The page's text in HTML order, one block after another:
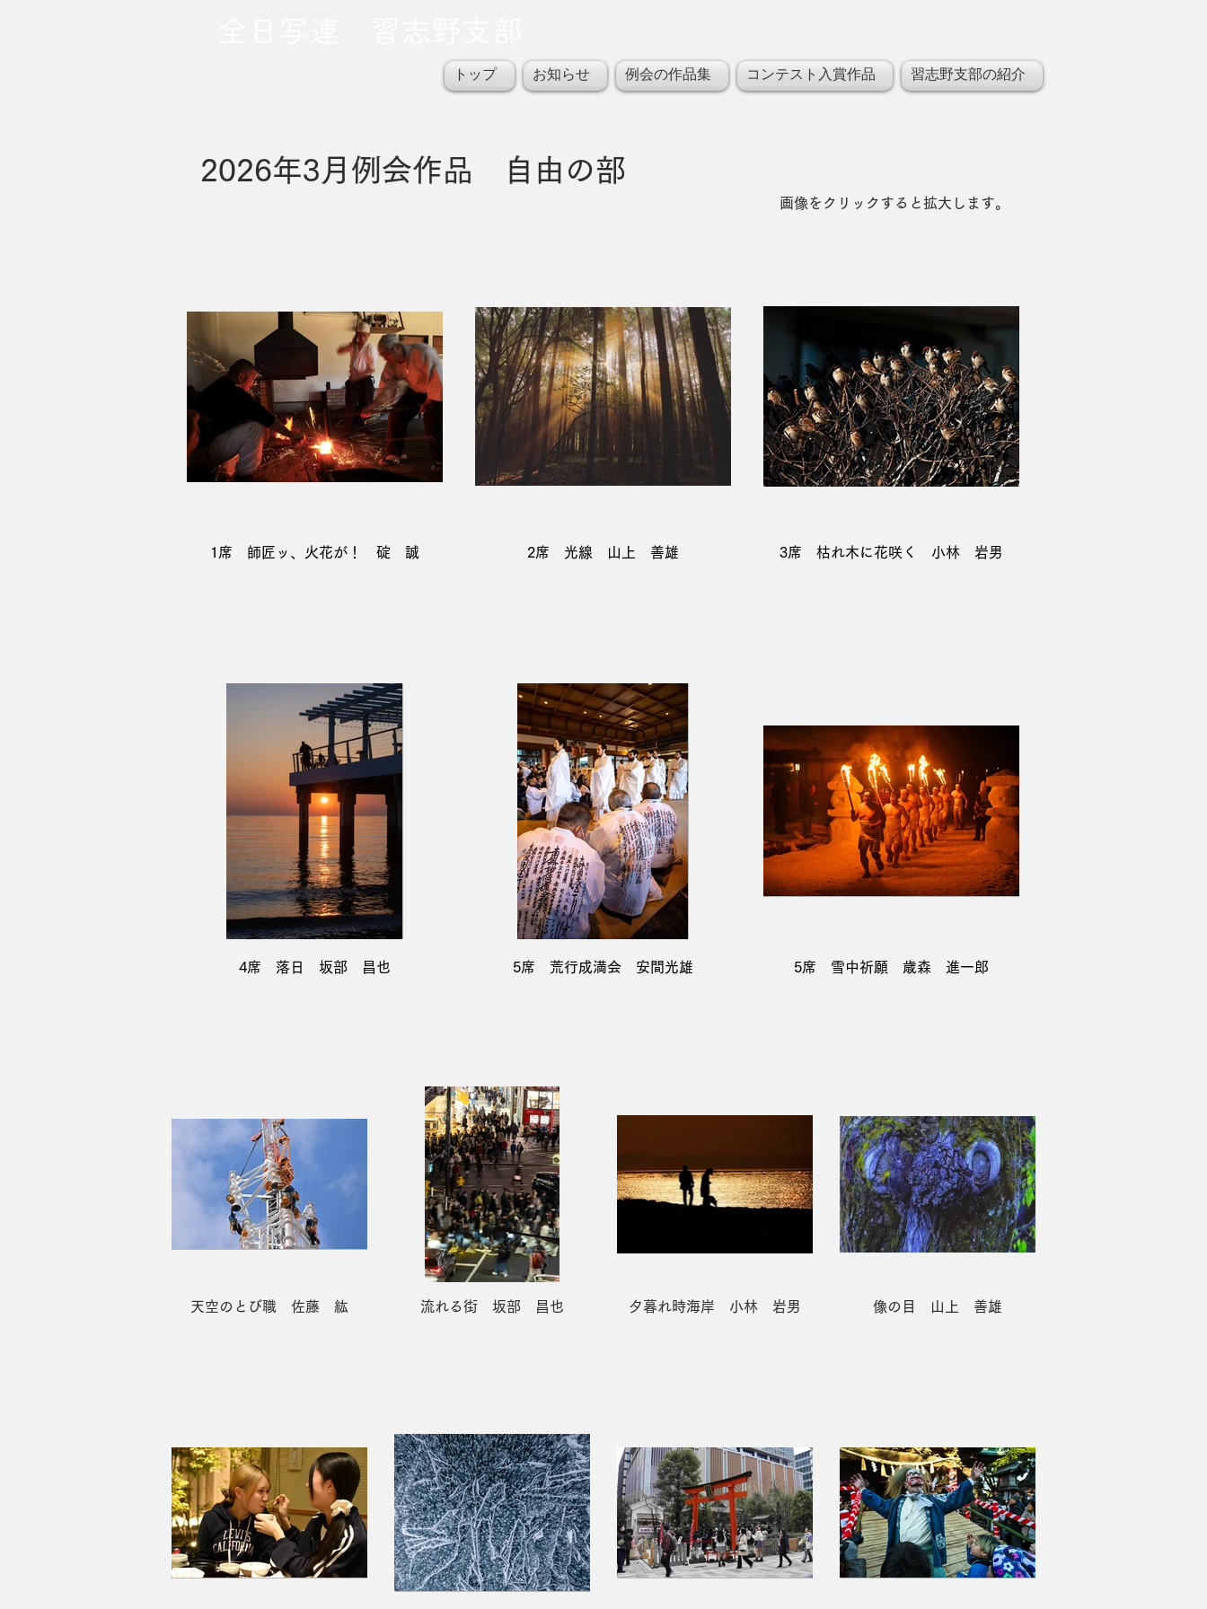
トップ お知らせ 例会の作品集 コンテスト入賞作品 習志野支部の紹介
2026年3月例会作品 自由の部
画像をクリックすると拡大します。
1席 師匠ッ、火花が！ 碇 誠 2席 光線 山上 善雄 3席 枯れ木に花咲く 小林 岩男
4席 落日 坂部 昌也 5席 荒行成満会 安間光雄 5席 雪中祈願 歳森 進一郎
天空のとび職 佐藤 紘 流れる街 坂部 昌也 夕暮れ時海岸 小林 岩男 像の目 山上 善雄